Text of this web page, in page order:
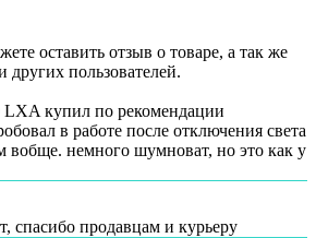
оставить отзыв о товаре, а так же
других пользователей.
LXA купил по рекомендации
в работе после отключения света
вобще. немного шумноват, но это как у
спасибо продавцам и курьеру